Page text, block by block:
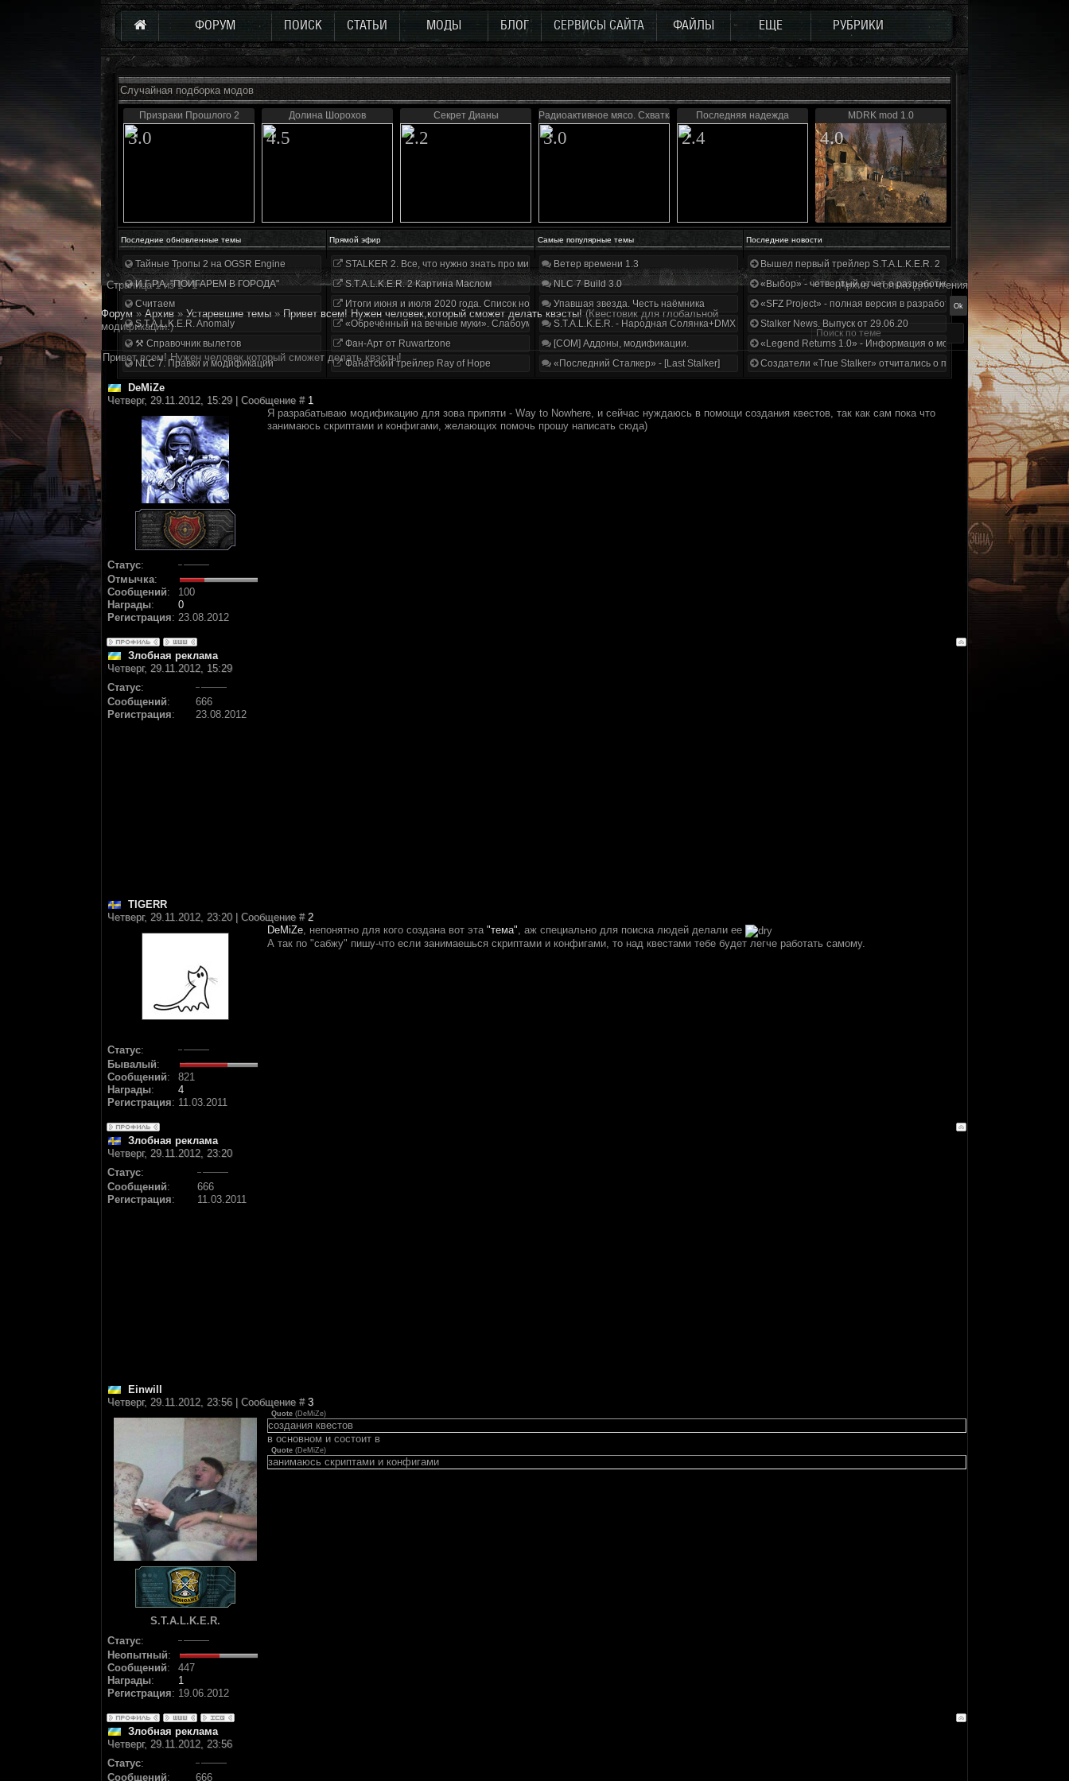
ФОРУМ ПОИСК СТАТЬИ МОДЫ БЛОГ СЕРВИСЫ САЙТА ФАЙЛЫ ЕЩЕ РУБРИКИ
Случайная подборка модов
Призраки Прошлого 2
3.0
Долина Шорохов
4.5
Секрет Дианы
2.2
Радиоактивное мясо. Схватка
3.0
Последняя надежда
2.4
MDRK mod 1.0
4.0
Последние обновленные темы Прямой эфир Самые популярные темы Последние новости
Тайные Тропы 2 на OGSR Engine
И.Г.Р.А. "ПОИГАРЕМ В ГОРОДА"
Считаем
S.T.A.L.K.E.R. Anomaly
⚒ Справочник вылетов
NLC 7. Правки и модификации
STALKER 2. Все, что нужно знать про мир, геймплей и сюжет | Разбор трейлера
S.T.A.L.K.E.R. 2 Картина Маслом
Итоги июня и июля 2020 года. Список нововведений
«Обречённый на вечные муки». Слабоумие и отвага
Фан-Арт от Ruwartzone
Фанатский трейлер Ray of Hope
Ветер времени 1.3
NLC 7 Build 3.0
Упавшая звезда. Честь наёмника
S.T.A.L.K.E.R. - Народная Солянка+DMX 1.3.5.ООП.МА.К.
[COM] Аддоны, модификации.
«Последний Сталкер» - [Last Stalker]
Вышел первый трейлер S.T.A.L.K.E.R. 2
«Выбор» - четвертый отчет о разработке!
«SFZ Project» - полная версия в разработке!
Stalker News. Выпуск от 29.06.20
«Legend Returns 1.0» - Информация о моде за июнь 2020
Создатели «True Stalker» отчитались о проделанной работе
Страница1из1 1 Архив - только для чтения
Форум » Архив » Устаревшие темы » Привет всем! Нужен человек,который сможет делать квэсты! (Квестовик для глобальной
модификации.)
Привет всем! Нужен человек,который сможет делать квэсты!
DeMiZe
Четверг, 29.11.2012, 15:29 | Сообщение # 1
Статус:
Отмычка:
Сообщений:
100
Награды:
0
Регистрация: 23.08.2012
Я разрабатываю модификацию для зова припяти - Way to Nowhere, и сейчас нуждаюсь в помощи создания квестов, так как сам пока что
занимаюсь скриптами и конфигами, желающих помочь прошу написать сюда)
Злобная реклама
Четверг, 29.11.2012, 15:29
Статус:
Сообщений:
666
Регистрация: 23.08.2012
TIGERR
Четверг, 29.11.2012, 23:20 | Сообщение # 2
Статус:
Бывалый:
Сообщений:
821
Награды:
4
Регистрация: 11.03.2011
DeMiZe, непонятно для кого создана вот эта "тема", аж специально для поиска людей делали ее
А так по "сабжу" пишу-что если занимаешься скриптами и конфигами, то над квестами тебе будет легче работать самому.
Злобная реклама
Четверг, 29.11.2012, 23:20
Статус:
Сообщений:
666
Регистрация: 11.03.2011
Einwill
Четверг, 29.11.2012, 23:56 | Сообщение # 3
S.T.A.L.K.E.R.
Статус:
Неопытный:
Сообщений:
447
Награды:
1
Регистрация: 19.06.2012
Quote (DeMiZe)
создания квестов
в основном и состоит в
Quote (DeMiZe)
занимаюсь скриптами и конфигами
Злобная реклама
Четверг, 29.11.2012, 23:56
Статус:
Сообщений: 666